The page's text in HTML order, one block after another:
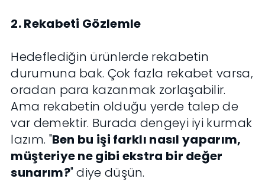
2. Rekabeti Gözlemle
Hedeflediğin ürünlerde rekabetin
durumuna bak. Çok fazla rekabet varsa,
oradan para kazanmak zorlaşabilir.
Ama rekabetin olduğu yerde talep de
var demektir. Burada dengeyi iyi kurmak
lazım. "Ben bu işi farklı nasıl yaparım,
müşteriye ne gibi ekstra bir değer
sunarım?" diye düşün.